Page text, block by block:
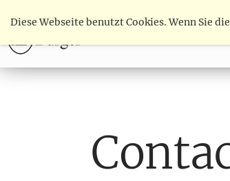
Diese Webseite benutzt Cookies. Wenn Sie